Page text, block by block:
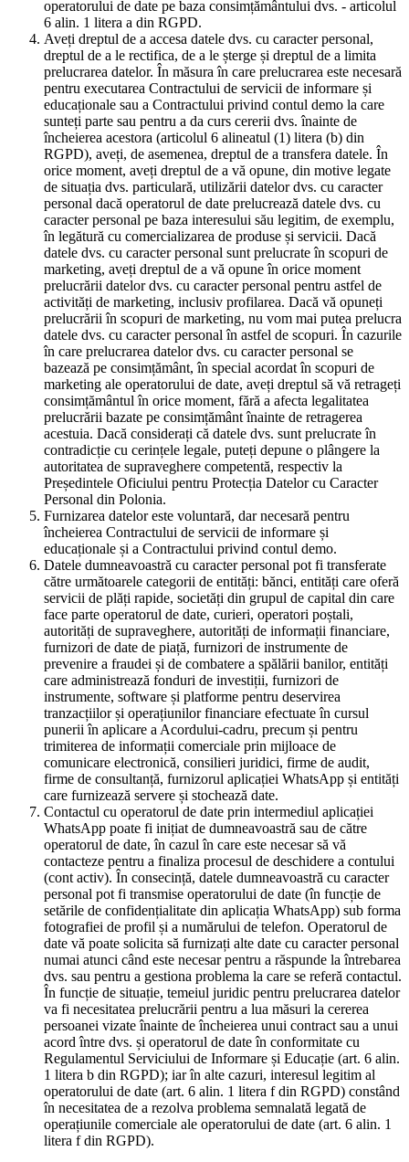
operatorului de date pe baza consimțământului dvs. - articolul
6 alin. 1 litera a din RGPD.
Aveți dreptul de a accesa datele dvs. cu caracter personal,
dreptul de a le rectifica, de a le șterge și dreptul de a limita
prelucrarea datelor. În măsura în care prelucrarea este necesară
pentru executarea Contractului de servicii de informare și
educaționale sau a Contractului privind contul demo la care
sunteți parte sau pentru a da curs cererii dvs. înainte de
încheierea acestora (articolul 6 alineatul (1) litera (b) din
RGPD), aveți, de asemenea, dreptul de a transfera datele. În
orice moment, aveți dreptul de a vă opune, din motive legate
de situația dvs. particulară, utilizării datelor dvs. cu caracter
personal dacă operatorul de date prelucrează datele dvs. cu
caracter personal pe baza interesului său legitim, de exemplu,
în legătură cu comercializarea de produse și servicii. Dacă
datele dvs. cu caracter personal sunt prelucrate în scopuri de
marketing, aveți dreptul de a vă opune în orice moment
prelucrării datelor dvs. cu caracter personal pentru astfel de
activități de marketing, inclusiv profilarea. Dacă vă opuneți
prelucrării în scopuri de marketing, nu vom mai putea prelucra
datele dvs. cu caracter personal în astfel de scopuri. În cazurile
în care prelucrarea datelor dvs. cu caracter personal se
bazează pe consimțământ, în special acordat în scopuri de
marketing ale operatorului de date, aveți dreptul să vă retrageți
consimțământul în orice moment, fără a afecta legalitatea
prelucrării bazate pe consimțământ înainte de retragerea
acestuia. Dacă considerați că datele dvs. sunt prelucrate în
contradicție cu cerințele legale, puteți depune o plângere la
autoritatea de supraveghere competentă, respectiv la
Președintele Oficiului pentru Protecția Datelor cu Caracter
Personal din Polonia.
Furnizarea datelor este voluntară, dar necesară pentru
încheierea Contractului de servicii de informare și
educaționale și a Contractului privind contul demo.
Datele dumneavoastră cu caracter personal pot fi transferate
către următoarele categorii de entități: bănci, entități care oferă
servicii de plăți rapide, societăți din grupul de capital din care
face parte operatorul de date, curieri, operatori poștali,
autorități de supraveghere, autorități de informații financiare,
furnizori de date de piață, furnizori de instrumente de
prevenire a fraudei și de combatere a spălării banilor, entități
care administrează fonduri de investiții, furnizori de
instrumente, software și platforme pentru deservirea
tranzacțiilor și operațiunilor financiare efectuate în cursul
punerii în aplicare a Acordului-cadru, precum și pentru
trimiterea de informații comerciale prin mijloace de
comunicare electronică, consilieri juridici, firme de audit,
firme de consultanță, furnizorul aplicației WhatsApp și entități
care furnizează servere și stochează date.
Contactul cu operatorul de date prin intermediul aplicației
WhatsApp poate fi inițiat de dumneavoastră sau de către
operatorul de date, în cazul în care este necesar să vă
contacteze pentru a finaliza procesul de deschidere a contului
(cont activ). În consecință, datele dumneavoastră cu caracter
personal pot fi transmise operatorului de date (în funcție de
setările de confidențialitate din aplicația WhatsApp) sub forma
fotografiei de profil și a numărului de telefon. Operatorul de
date vă poate solicita să furnizați alte date cu caracter personal
numai atunci când este necesar pentru a răspunde la întrebarea
dvs. sau pentru a gestiona problema la care se referă contactul.
În funcție de situație, temeiul juridic pentru prelucrarea datelor
va fi necesitatea prelucrării pentru a lua măsuri la cererea
persoanei vizate înainte de încheierea unui contract sau a unui
acord între dvs. și operatorul de date în conformitate cu
Regulamentul Serviciului de Informare și Educație (art. 6 alin.
1 litera b din RGPD); iar în alte cazuri, interesul legitim al
operatorului de date (art. 6 alin. 1 litera f din RGPD) constând
în necesitatea de a rezolva problema semnalată legată de
operațiunile comerciale ale operatorului de date (art. 6 alin. 1
litera f din RGPD).